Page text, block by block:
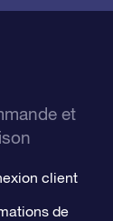
et
client
de